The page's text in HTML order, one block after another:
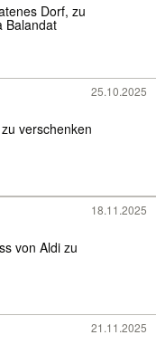
Dorf, zu
Balandat
25.10.2025
verschenken
18.11.2025
von Aldi zu
21.11.2025